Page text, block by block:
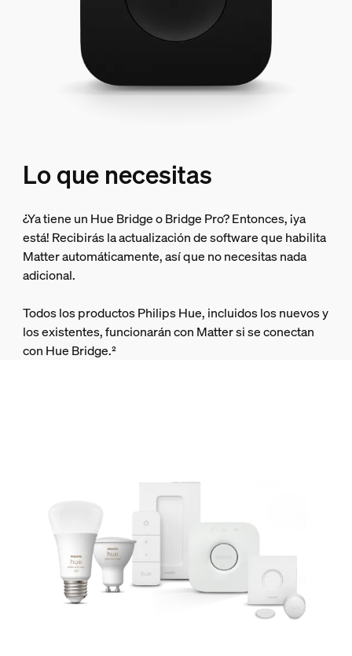
Lo que necesitas
¿Ya tiene un Hue Bridge o Bridge Pro? Entonces, ¡ya
está! Recibirás la actualización de software que habilita
Matter automáticamente, así que no necesitas nada
adicional.
Todos los productos Philips Hue, incluidos los nuevos y
los existentes, funcionarán con Matter si se conectan
con Hue Bridge.²